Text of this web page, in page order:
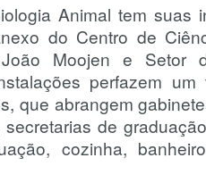
Animal tem suas
do Centro de
Moojen e Setor
perfazem
que abrangem
de
cozinha,